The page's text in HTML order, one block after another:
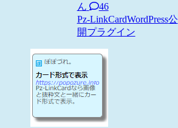
ん
46
Pz-LinkCardWordPress公
開プラグイン